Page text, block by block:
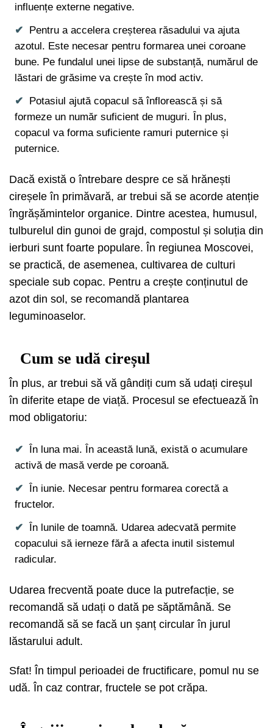
influențe externe negative.
Pentru a accelera creșterea răsadului va ajuta
azotul. Este necesar pentru formarea unei coroane
bune. Pe fundalul unei lipse de substanță, numărul de
lăstari de grăsime va crește în mod activ.
Potasiul ajută copacul să înflorească și să
formeze un număr suficient de muguri. În plus,
copacul va forma suficiente ramuri puternice și
puternice.
Dacă există o întrebare despre ce să hrănești
cireșele în primăvară, ar trebui să se acorde atenție
îngrășămintelor organice. Dintre acestea, humusul,
tulburelul din gunoi de grajd, compostul și soluția din
ierburi sunt foarte populare. În regiunea Moscovei,
se practică, de asemenea, cultivarea de culturi
speciale sub copac. Pentru a crește conținutul de
azot din sol, se recomandă plantarea
leguminoaselor.
Cum se udă cireșul
În plus, ar trebui să vă gândiți cum să udați cireșul
în diferite etape de viață. Procesul se efectuează în
mod obligatoriu:
În luna mai. În această lună, există o acumulare
activă de masă verde pe coroană.
În iunie. Necesar pentru formarea corectă a
fructelor.
În lunile de toamnă. Udarea adecvată permite
copacului să ierneze fără a afecta inutil sistemul
radicular.
Udarea frecventă poate duce la putrefacție, se
recomandă să udați o dată pe săptămână. Se
recomandă să se facă un șanț circular în jurul
lăstarului adult.
Sfat! În timpul perioadei de fructificare, pomul nu se
udă. În caz contrar, fructele se pot crăpa.